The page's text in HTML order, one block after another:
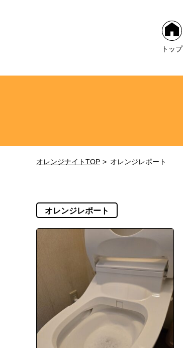
トップ
オレンジナイトTOP オレンジレポート
オレンジレポート